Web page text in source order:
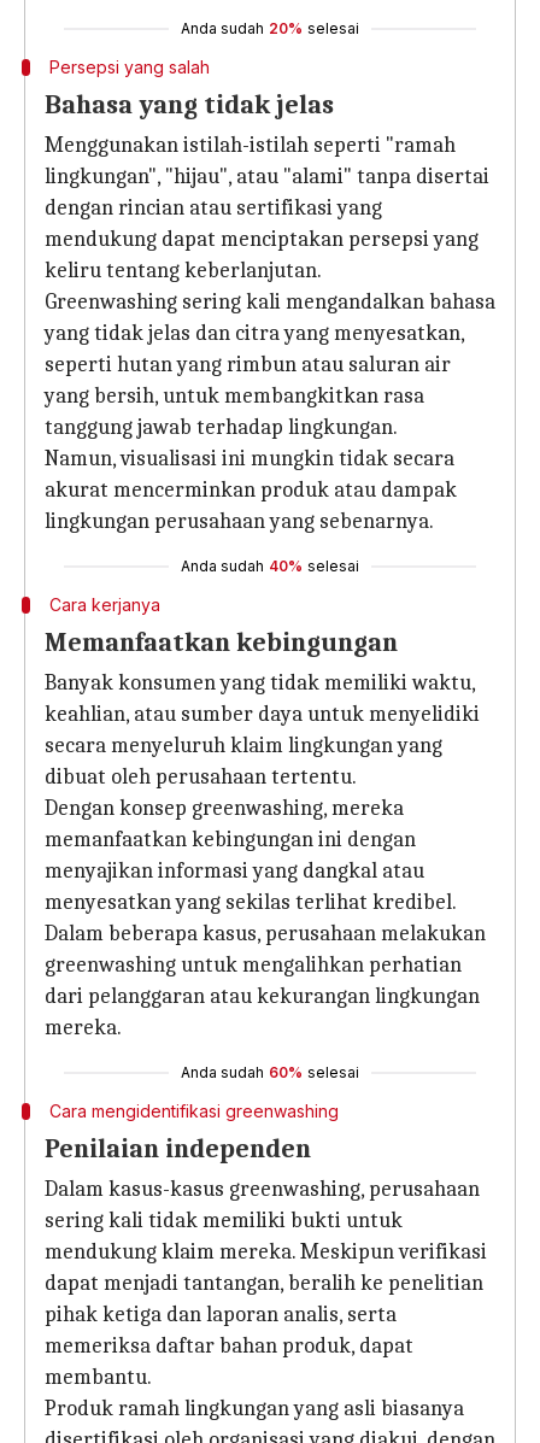
Anda sudah 20% selesai
Persepsi yang salah
Bahasa yang tidak jelas
Menggunakan istilah-istilah seperti "ramah
lingkungan", "hijau", atau "alami" tanpa disertai
dengan rincian atau sertifikasi yang
mendukung dapat menciptakan persepsi yang
keliru tentang keberlanjutan.
Greenwashing sering kali mengandalkan bahasa
yang tidak jelas dan citra yang menyesatkan,
seperti hutan yang rimbun atau saluran air
yang bersih, untuk membangkitkan rasa
tanggung jawab terhadap lingkungan.
Namun, visualisasi ini mungkin tidak secara
akurat mencerminkan produk atau dampak
lingkungan perusahaan yang sebenarnya.
Anda sudah 40% selesai
Cara kerjanya
Memanfaatkan kebingungan
Banyak konsumen yang tidak memiliki waktu,
keahlian, atau sumber daya untuk menyelidiki
secara menyeluruh klaim lingkungan yang
dibuat oleh perusahaan tertentu.
Dengan konsep greenwashing, mereka
memanfaatkan kebingungan ini dengan
menyajikan informasi yang dangkal atau
menyesatkan yang sekilas terlihat kredibel.
Dalam beberapa kasus, perusahaan melakukan
greenwashing untuk mengalihkan perhatian
dari pelanggaran atau kekurangan lingkungan
mereka.
Anda sudah 60% selesai
Cara mengidentifikasi greenwashing
Penilaian independen
Dalam kasus-kasus greenwashing, perusahaan
sering kali tidak memiliki bukti untuk
mendukung klaim mereka. Meskipun verifikasi
dapat menjadi tantangan, beralih ke penelitian
pihak ketiga dan laporan analis, serta
memeriksa daftar bahan produk, dapat
membantu.
Produk ramah lingkungan yang asli biasanya